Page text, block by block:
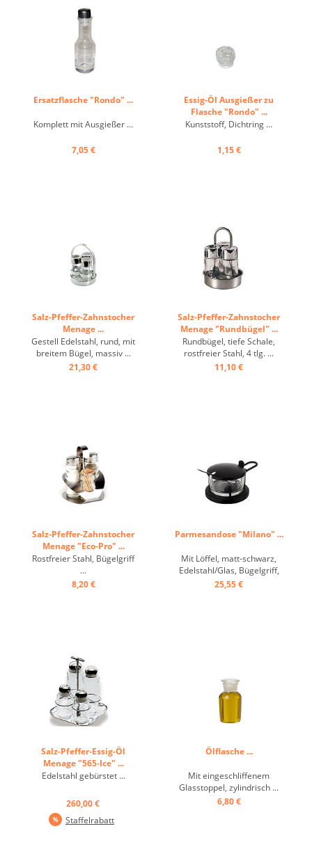
Ersatzflasche "Rondo" ...
Komplett mit Ausgießer ...
7,05 €
Essig-Öl Ausgießer zu
Flasche "Rondo" ...
Kunststoff, Dichtring ...
1,15 €
Salz-Pfeffer-Zahnstocher
Menage ...
Gestell Edelstahl, rund, mit
breitem Bügel, massiv ...
21,30 €
Salz-Pfeffer-Zahnstocher
Menage "Rundbügel" ...
Rundbügel, tiefe Schale,
rostfreier Stahl, 4 tlg. ...
11,10 €
Salz-Pfeffer-Zahnstocher
Menage "Eco-Pro" ...
Rostfreier Stahl, Bügelgriff
...
8,20 €
Parmesandose "Milano" ...
Mit Löffel, matt-schwarz,
Edelstahl/Glas, Bügelgriff,
Glas: 9/5 cm ...
25,55 €
Salz-Pfeffer-Essig-Öl
Menage "565-Ice" ...
Edelstahl gebürstet ...
260,00 €
Staffelrabatt
Ölflasche ...
Mit eingeschliffenem
Glasstoppel, zylindrisch ...
6,80 €